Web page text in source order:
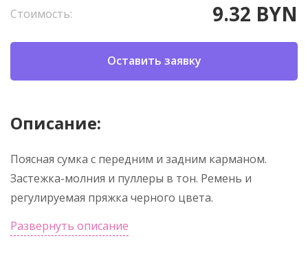
Стоимость: 9.32 BYN
Оставить заявку
Описание:
Поясная сумка с передним и задним карманом.
Застежка-молния и пуллеры в тон. Ремень и
регулируемая пряжка черного цвета.
Развернуть описание